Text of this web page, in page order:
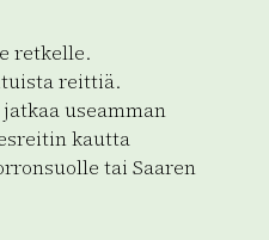
retkelle.
reittiä.
useamman
kautta
tai Saaren